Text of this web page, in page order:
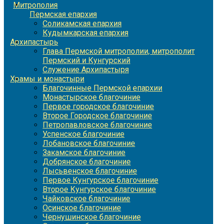
Митрополия
Пермская епархия
Соликамская епархия
Кудымкарская епархия
Архипастырь
Глава Пермской митрополии, митрополит
Пермский и Кунгурский
Служение Архипастыря
Храмы и монастыри
Благочинные Пермской епархии
Монастырское благочиние
Первое городское благочиние
Второе Городское благочиние
Петропавловское благочиние
Успенское благочиние
Лобановское благочиние
Закамское благочиние
Добрянское благочиние
Лысьвенское благочиние
Первое Кунгурское благочиние
Второе Кунгурское благочиние
Чайковское благочиние
Осинское благочиние
Чернушинское благочиние